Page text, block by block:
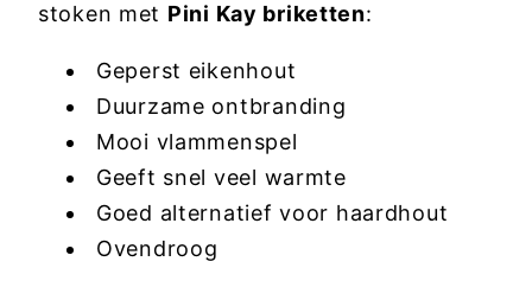
stoken met Pini Kay briketten:
Geperst eikenhout
Duurzame ontbranding
Mooi vlammenspel
Geeft snel veel warmte
Goed alternatief voor haardhout
Ovendroog